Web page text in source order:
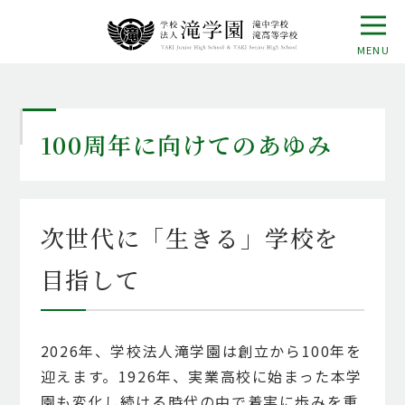
100周年に向けてのあゆみ
次世代に「生きる」学校を
目指して
2026年、学校法人滝学園は創立から100年を
迎えます。1926年、実業高校に始まった本学